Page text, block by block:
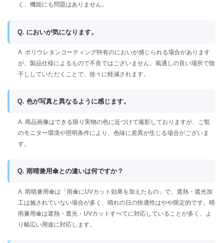
く、機能にも問題はありません。
Q. においが気になります。
A. ポリウレタンコーティング特有のにおいが感じられる場合があります
が、製品仕様によるもので不良ではございません。風通しの良い場所で陰
干ししていただくことで、徐々に軽減されます。
Q. 色が写真と異なるように感じます。
A. 商品画像はできる限り実物の色に近づけて撮影しておりますが、ご覧
のモニター環境や照明条件により、色味に差異が生じる場合がございま
す。
Q. 雨晴兼用傘との違いは何ですか？
A. 雨晴兼用傘は「雨傘にUVカット効果を加えたもの」で、遮熱・遮光加
工は施されていない場合が多く、晴れの日の快適性はやや限定的です。晴
雨兼用傘は遮熱・遮光・UVカットすべてに対応していることが多く、よ
り幅広い用途に対応します。